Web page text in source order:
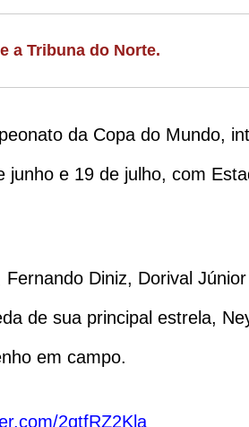
a Tribuna do Norte.
da Copa do Mundo,
e 19 de julho, com
Diniz, Dorival
de sua principal estrela,
em campo.
2qtfRZ2Kla